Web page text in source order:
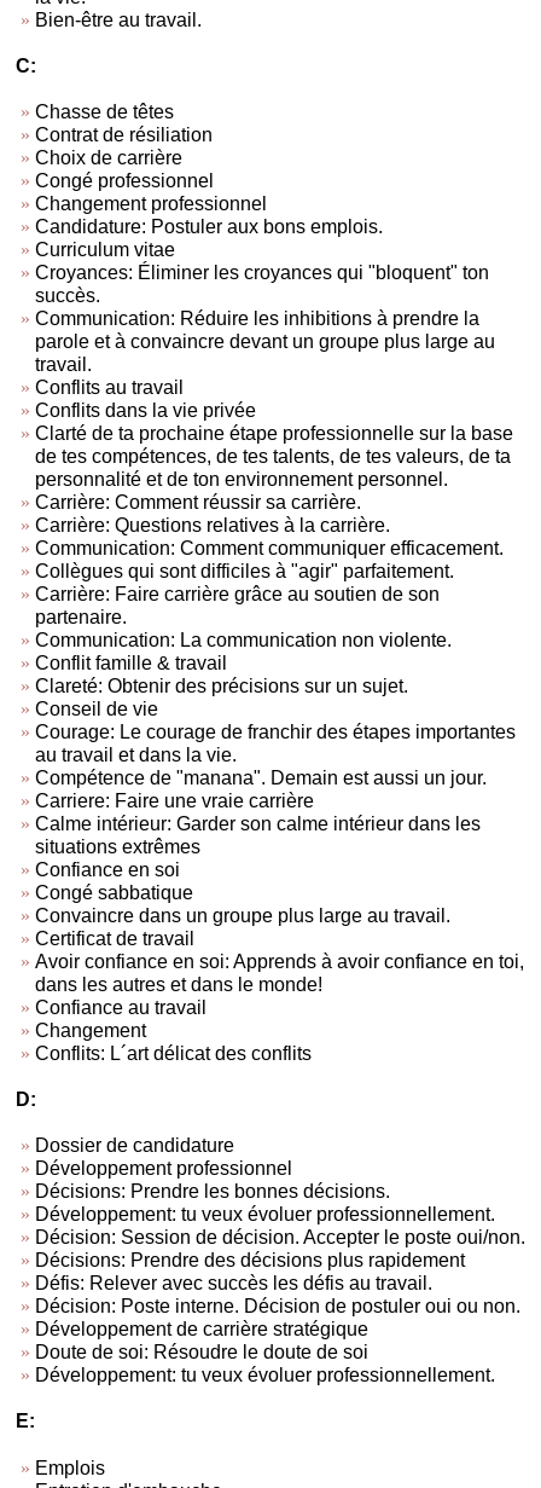
Bien-être au travail.
C:
Chasse de têtes
Contrat de résiliation
Choix de carrière
Congé professionnel
Changement professionnel
Candidature: Postuler aux bons emplois.
Curriculum vitae
Croyances: Éliminer les croyances qui "bloquent" ton
succès.
Communication: Réduire les inhibitions à prendre la
parole et à convaincre devant un groupe plus large au
travail.
Conflits au travail
Conflits dans la vie privée
Clarté de ta prochaine étape professionnelle sur la base
de tes compétences, de tes talents, de tes valeurs, de ta
personnalité et de ton environnement personnel.
Carrière: Comment réussir sa carrière.
Carrière: Questions relatives à la carrière.
Communication: Comment communiquer efficacement.
Collègues qui sont difficiles à "agir" parfaitement.
Carrière: Faire carrière grâce au soutien de son
partenaire.
Communication: La communication non violente.
Conflit famille & travail
Clareté: Obtenir des précisions sur un sujet.
Conseil de vie
Courage: Le courage de franchir des étapes importantes
au travail et dans la vie.
Compétence de "manana". Demain est aussi un jour.
Carriere: Faire une vraie carrière
Calme intérieur: Garder son calme intérieur dans les
situations extrêmes
Confiance en soi
Congé sabbatique
Convaincre dans un groupe plus large au travail.
Certificat de travail
Avoir confiance en soi: Apprends à avoir confiance en toi,
dans les autres et dans le monde!
Confiance au travail
Changement
Conflits: L´art délicat des conflits
D:
Dossier de candidature
Développement professionnel
Décisions: Prendre les bonnes décisions.
Développement: tu veux évoluer professionnellement.
Décision: Session de décision. Accepter le poste oui/non.
Décisions: Prendre des décisions plus rapidement
Défis: Relever avec succès les défis au travail.
Décision: Poste interne. Décision de postuler oui ou non.
Développement de carrière stratégique
Doute de soi: Résoudre le doute de soi
Développement: tu veux évoluer professionnellement.
E:
Emplois